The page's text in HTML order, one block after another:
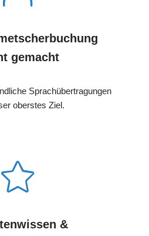
gemacht
Sprachübertragungen
oberstes Ziel.
&